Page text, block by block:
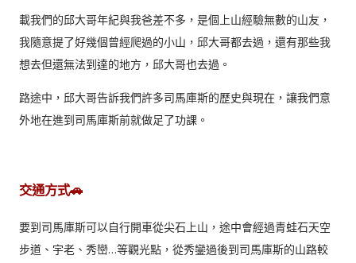
載我們的邱大哥年紀與我爸差不多，是個上山經驗無數的山友，
我隨意提了好幾個曾經爬過的小山，邱大哥都去過，還有那些我
想去但還無法到達的地方，邱大哥也去過。
路途中，邱大哥告訴我們許多司馬庫斯的歷史與現在，讓我們意
外地在進到司馬庫斯前就做足了功課。
交通方式🚗
要到司馬庫斯可以自行開車從尖石上山，途中會經過青蛙石天空
步道、宇老、秀巒…等觀光點，從秀鑾過後到司馬庫斯的山路較